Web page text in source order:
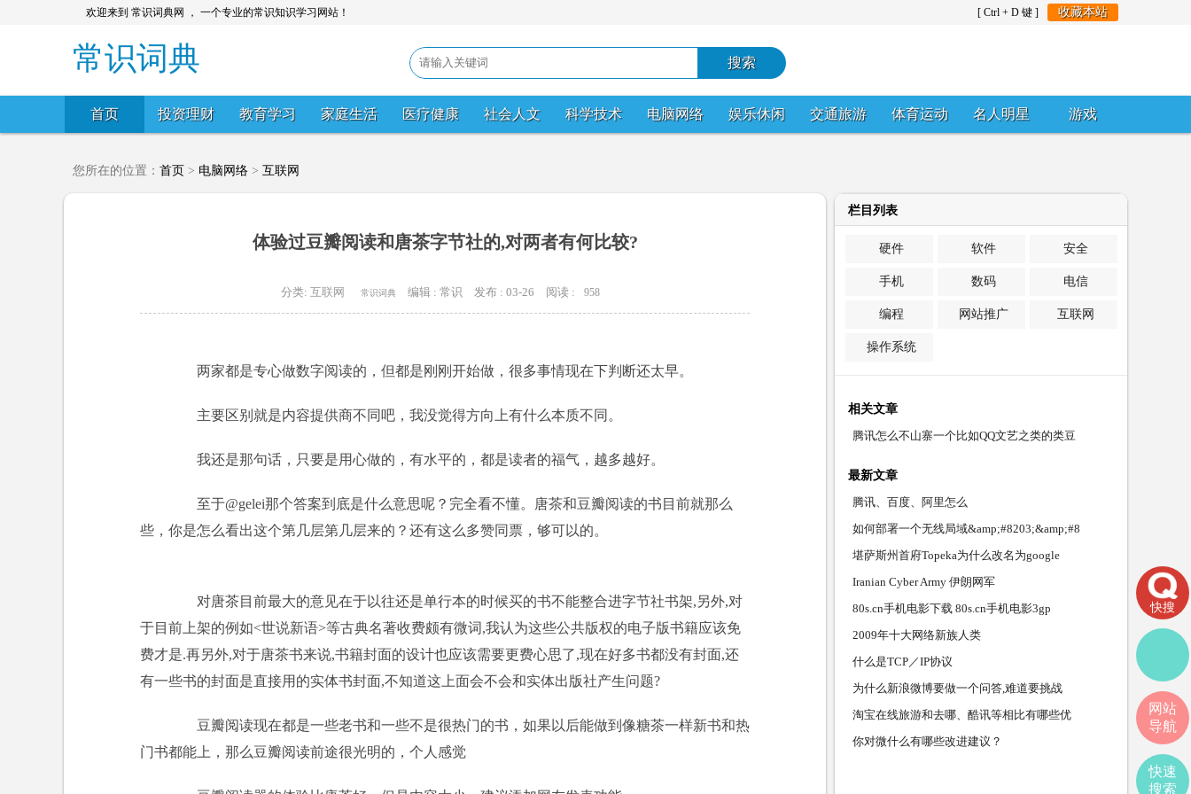
欢迎来到 常识词典网 ， 一个专业的常识知识学习网站！ [ Ctrl + D 键 ] 收藏本站
常识词典
首页 投资理财 教育学习 家庭生活 医疗健康 社会人文 科学技术 电脑网络 娱乐休闲 交通旅游 体育运动 名人明星 游戏
您所在的位置： 首页 > 电脑网络 > 互联网
体验过豆瓣阅读和唐茶字节社的,对两者有何比较?
分类: 互联网 常识词典 编辑 : 常识 发布 : 03-26 阅读 : 958
两家都是专心做数字阅读的，但都是刚刚开始做，很多事情现在下判断还太早。
主要区别就是内容提供商不同吧，我没觉得方向上有什么本质不同。
我还是那句话，只要是用心做的，有水平的，都是读者的福气，越多越好。
至于@gelei那个答案到底是什么意思呢？完全看不懂。唐茶和豆瓣阅读的书目前就那么
些，你是怎么看出这个第几层第几层来的？还有这么多赞同票，够可以的。
对唐茶目前最大的意见在于以往还是单行本的时候买的书不能整合进字节社书架,另外,对
于目前上架的例如<世说新语>等古典名著收费颇有微词,我认为这些公共版权的电子版书籍应该免
费才是.再另外,对于唐茶书来说,书籍封面的设计也应该需要更费心思了,现在好多书都没有封面,还
有一些书的封面是直接用的实体书封面,不知道这上面会不会和实体出版社产生问题?
豆瓣阅读现在都是一些老书和一些不是很热门的书，如果以后能做到像糖茶一样新书和热
门书都能上，那么豆瓣阅读前途很光明的，个人感觉
栏目列表
硬件 软件 安全
手机 数码 电信
编程 网站推广 互联网
操作系统
相关文章
腾讯怎么不山寨一个比如QQ文艺之类的类豆
最新文章
腾讯、百度、阿里怎么
如何部署一个无线局域&amp;#8203;&amp;#8
堪萨斯州首府Topeka为什么改名为google
Iranian Cyber Army 伊朗网军
80s.cn手机电影下载 80s.cn手机电影3gp
2009年十大网络新族人类
什么是TCP／IP协议
为什么新浪微博要做一个问答,难道要挑战
淘宝在线旅游和去哪、酷讯等相比有哪些优
你对微什么有哪些改进建议？
快搜
网站
导航
快速
搜索